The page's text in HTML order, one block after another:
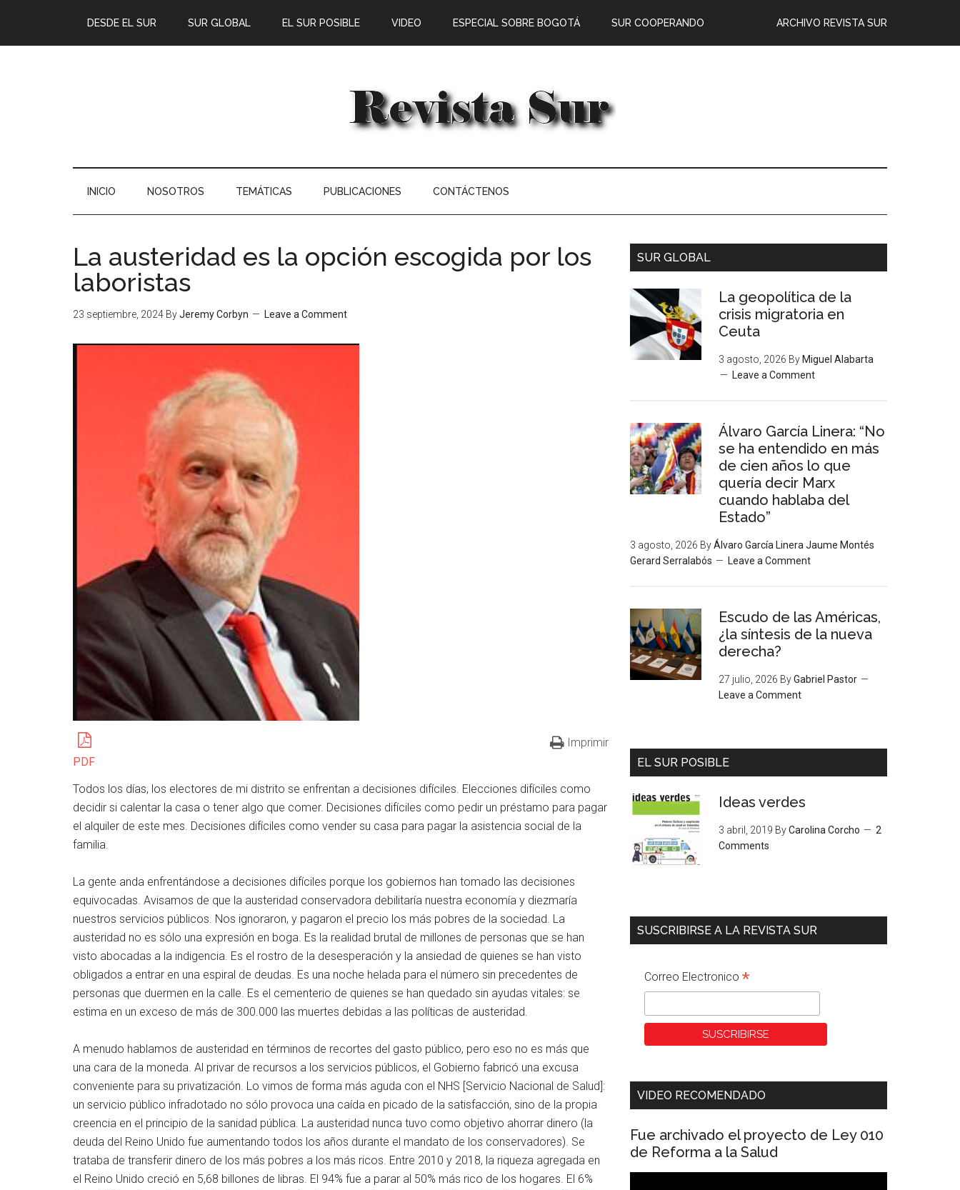
DESDE EL SUR SUR GLOBAL EL SUR POSIBLE ARCHIVO REVISTA SUR
VIDEO ESPECIAL SOBRE BOGOTÁ SUR COOPERANDO
INICIO NOSOTROS TEMÁTICAS PUBLICACIONES CONTÁCTENOS
La austeridad es la opción escogida por los
laboristas
23 septiembre, 2024 ByJeremy Corbyn Leave a Comment
PDF
Imprimir
Todos los días, los electores de mi distrito se enfrentan a decisiones difíciles. Elecciones difíciles como
decidir si calentar la casa o tener algo que comer. Decisiones difíciles como pedir un préstamo para pagar
el alquiler de este mes. Decisiones difíciles como vender su casa para pagar la asistencia social de la
familia.
La gente anda enfrentándose a decisiones difíciles porque los gobiernos han tomado las decisiones
equivocadas. Avisamos de que la austeridad conservadora debilitaría nuestra economía y diezmaría
nuestros servicios públicos. Nos ignoraron, y pagaron el precio los más pobres de la sociedad. La
austeridad no es sólo una expresión en boga. Es la realidad brutal de millones de personas que se han
visto abocadas a la indigencia. Es el rostro de la desesperación y la ansiedad de quienes se han visto
obligados a entrar en una espiral de deudas. Es una noche helada para el número sin precedentes de
personas que duermen en la calle. Es el cementerio de quienes se han quedado sin ayudas vitales: se
estima en un exceso de más de 300.000 las muertes debidas a las políticas de austeridad.
A menudo hablamos de austeridad en términos de recortes del gasto público, pero eso no es más que
una cara de la moneda. Al privar de recursos a los servicios públicos, el Gobierno fabricó una excusa
conveniente para su privatización. Lo vimos de forma más aguda con el NHS [Servicio Nacional de Salud]:
un servicio público infradotado no sólo provoca una caída en picado de la satisfacción, sino de la propia
creencia en el principio de la sanidad pública. La austeridad nunca tuvo como objetivo ahorrar dinero (la
deuda del Reino Unido fue aumentando todos los años durante el mandato de los conservadores). Se
trataba de transferir dinero de los más pobres a los más ricos. Entre 2010 y 2018, la riqueza agregada en
el Reino Unido creció en 5,68 billones de libras. El 94% fue a parar al 50% más rico de los hogares. El 6%
SUR GLOBAL
La geopolítica de la
crisis migratoria en
Ceuta
3 agosto, 2026 By Miguel Alabarta
Leave a Comment
Álvaro García Linera: “No
se ha entendido en más
de cien años lo que
quería decir Marx
cuando hablaba del
Estado”
3 agosto, 2026 ByÁlvaro García Linera Jaume Montés
Gerard Serralabós
Leave a Comment
Escudo de las Américas,
¿la síntesis de la nueva
derecha?
27 julio, 2026 ByGabriel Pastor
Leave a Comment
EL SUR POSIBLE
Ideas verdes
3 abril, 2019 ByCarolina Corcho
2
Comments
SUSCRIBIRSE A LA REVISTA SUR
Correo Electronico *
VIDEO RECOMENDADO
Fue archivado el proyecto de Ley 010
de Reforma a la Salud